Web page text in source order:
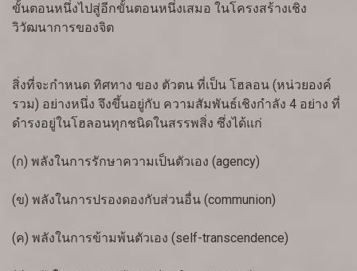
ขั้นตอนหนึ่งไปสู่อีกขั้นตอนหนึ่งเสมอ ในโครงสร้างเชิง
วิวัฒนาการของจิต
สิ่งที่จะกำหนด ทิศทาง ของ ตัวตน ที่เป็น โฮลอน (หน่วยองค์
รวม) อย่างหนึ่ง จึงขึ้นอยู่กับ ความสัมพันธ์เชิงกำลัง 4 อย่าง ที่
ดำรงอยู่ในโฮลอนทุกชนิดในสรรพสิ่ง ซึ่งได้แก่
(ก) พลังในการรักษาความเป็นตัวเอง (agency)
(ข) พลังในการปรองดองกับส่วนอื่น (communion)
(ค) พลังในการข้ามพ้นตัวเอง (self-transcendence)